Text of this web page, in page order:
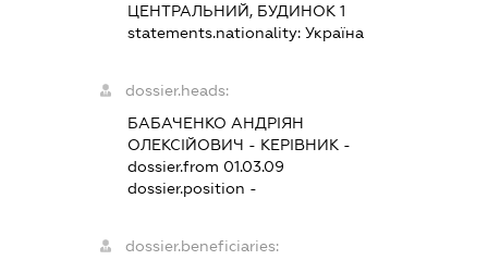
ЦЕНТРАЛЬНИЙ, БУДИНОК 1
statements.nationality: Україна
dossier.heads:
БАБАЧЕНКО АНДРІЯН
ОЛЕКСІЙОВИЧ - КЕРІВНИК -
dossier.from 01.03.09
dossier.position -
dossier.beneficiaries: